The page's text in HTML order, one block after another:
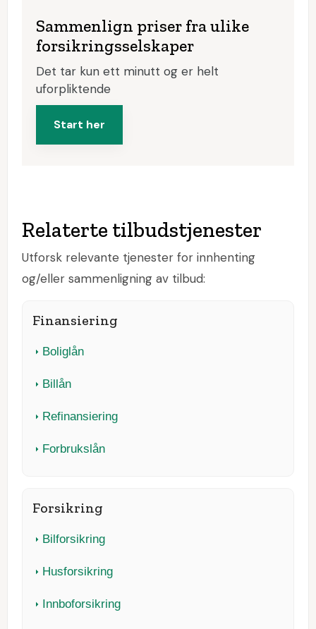
Sammenlign priser fra ulike
forsikringsselskaper
Det tar kun ett minutt og er helt
uforpliktende
Start her
Relaterte tilbudstjenester
Utforsk relevante tjenester for innhenting
og/eller sammenligning av tilbud:
Finansiering
Boliglån
Billån
Refinansiering
Forbrukslån
Forsikring
Bilforsikring
Husforsikring
Innboforsikring